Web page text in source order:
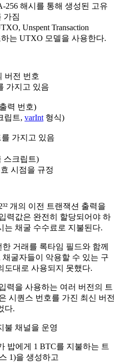
256 해시를 통해 생성된 고유
가짐
Unspent Transaction
는 UTXO 모델을 사용한다.
버전 번호
가지고 있음
력 번호)
립트, varInt 형식)
를 가지고 있음
스크립트)
시점을 규정
개의 이전 트랜잭션 출력을
력값은 완전히 할당되어야 하
는 채굴 수수료로 지불된다.
거래를 록타임 필드와 함께
굴자들이 악용할 수 있는 구
도대로 사용되지 못했다.
력을 사용하는 여러 버전의 트
시퀀스 번호를 가진 최신 버전
다.
불 채널을 운영
밥에게 1 BTC를 지불하는 트
1)을 생성하고